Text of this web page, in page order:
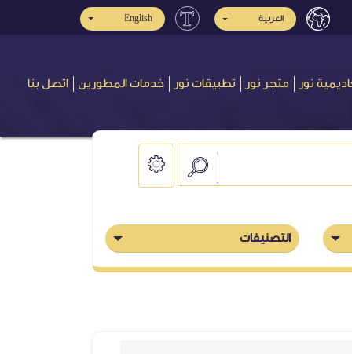
العربية English
نور متجر نور تطبيقات نور خدمات المطورين اتصل بنا
التصنيفات